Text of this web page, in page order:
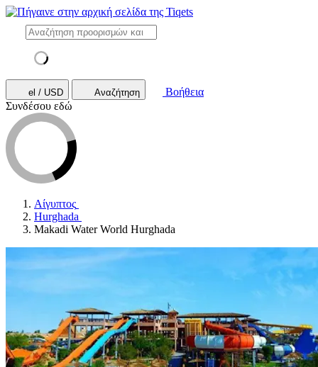
el / USD Αναζήτηση
Βοήθεια
Συνδέσου εδώ
Αίγυπτος
Hurghada
Makadi Water World Hurghada